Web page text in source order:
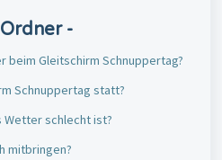
-
beim Gleitschirm Schnuppertag?
Schnuppertag statt?
Wetter schlecht ist?
mitbringen?